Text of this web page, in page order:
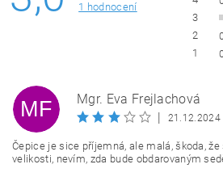
1 hodnocení
3
2
1
MF
Mgr. Eva Frejlachová
|
21.12.2024
Čepice je sice příjemná, ale malá, škoda,
velikosti, nevím, zda bude obdarovaným